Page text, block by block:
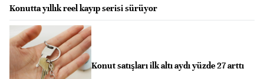
Konutta yıllık reel kayıp serisi sürüyor
Konut satışları ilk altı aydı yüzde 27 arttı